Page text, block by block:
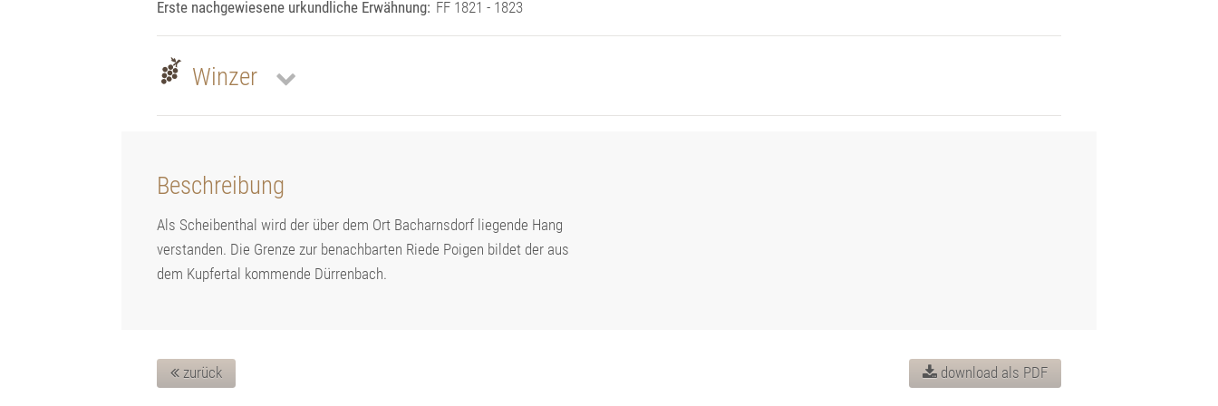
Erste nachgewiesene urkundliche Erwähnung: FF 1821 - 1823
Winzer
Beschreibung
Als Scheibenthal wird der über dem Ort Bacharnsdorf liegende Hang
verstanden. Die Grenze zur benachbarten Riede Poigen bildet der aus
dem Kupfertal kommende Dürrenbach.
download als PDF
zurück